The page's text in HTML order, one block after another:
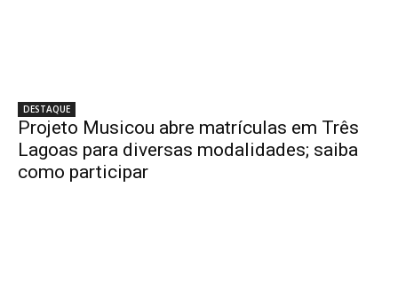
DESTAQUE
Projeto Musicou abre matrículas em Três
Lagoas para diversas modalidades; saiba
como participar